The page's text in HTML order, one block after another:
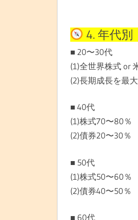
4. 年代別
■ 20〜30代
(1)全世界株式 or
(2)長期成長を最
■ 40代
(1)株式70〜80％
(2)債券20〜30％
■ 50代
(1)株式50〜60％
(2)債券40〜50％
■ 60代